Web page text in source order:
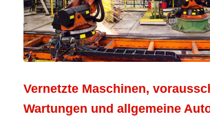
Vernetzte Maschinen,
Wartungen und allgemeine